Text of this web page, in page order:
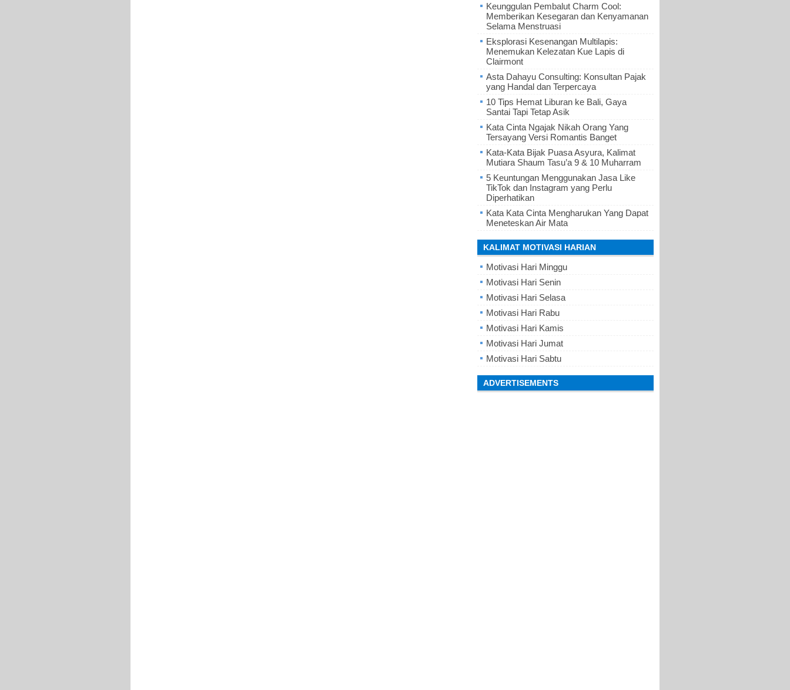
Keunggulan Pembalut Charm Cool:
Memberikan Kesegaran dan Kenyamanan
Selama Menstruasi
Eksplorasi Kesenangan Multilapis:
Menemukan Kelezatan Kue Lapis di
Clairmont
Asta Dahayu Consulting: Konsultan Pajak
yang Handal dan Terpercaya
10 Tips Hemat Liburan ke Bali, Gaya
Santai Tapi Tetap Asik
Kata Cinta Ngajak Nikah Orang Yang
Tersayang Versi Romantis Banget
Kata-Kata Bijak Puasa Asyura, Kalimat
Mutiara Shaum Tasu’a 9 & 10 Muharram
5 Keuntungan Menggunakan Jasa Like
TikTok dan Instagram yang Perlu
Diperhatikan
Kata Kata Cinta Mengharukan Yang Dapat
Meneteskan Air Mata
KALIMAT MOTIVASI HARIAN
Motivasi Hari Minggu
Motivasi Hari Senin
Motivasi Hari Selasa
Motivasi Hari Rabu
Motivasi Hari Kamis
Motivasi Hari Jumat
Motivasi Hari Sabtu
ADVERTISEMENTS